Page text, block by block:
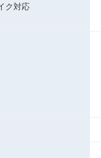
ク対応